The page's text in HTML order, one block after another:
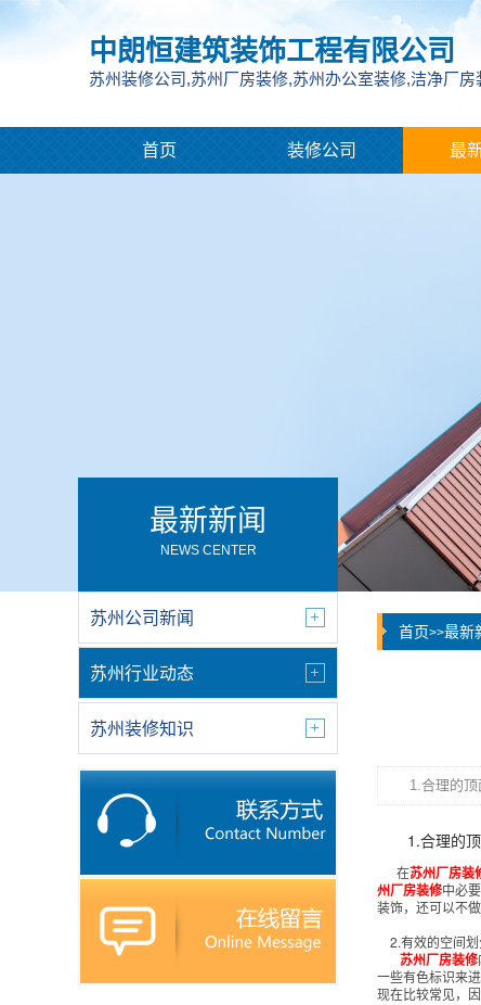
中朗恒建筑装饰工程有限公司
苏州装修公司,苏州厂房装修,苏州办公室装修,洁净厂房
首页 装修公司 最
最新新闻
NEWS CENTER
苏州公司新闻
苏州行业动态
苏州装修知识
首页>>最新
1.合理的
1.合理的
在苏州厂房装
州厂房装修中必
装饰，还可以不
2.有效的空间
苏州厂房装修
一些有色标识来
现在比较常见，